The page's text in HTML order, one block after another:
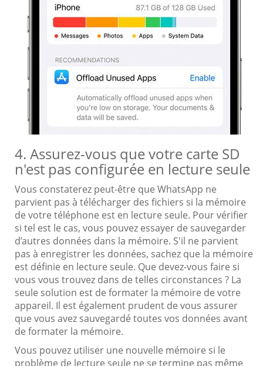
4. Assurez-vous que votre carte SD
n'est pas configurée en lecture seule
Vous constaterez peut-être que WhatsApp ne
parvient pas à télécharger des fichiers si la mémoire
de votre téléphone est en lecture seule. Pour vérifier
si tel est le cas, vous pouvez essayer de sauvegarder
d’autres données dans la mémoire. S'il ne parvient
pas à enregistrer les données, sachez que la mémoire
est définie en lecture seule. Que devez-vous faire si
vous vous trouvez dans de telles circonstances ? La
seule solution est de formater la mémoire de votre
appareil. Il est également prudent de vous assurer
que vous avez sauvegardé toutes vos données avant
de formater la mémoire.
Vous pouvez utiliser une nouvelle mémoire si le
problème de lecture seule ne se termine pas même